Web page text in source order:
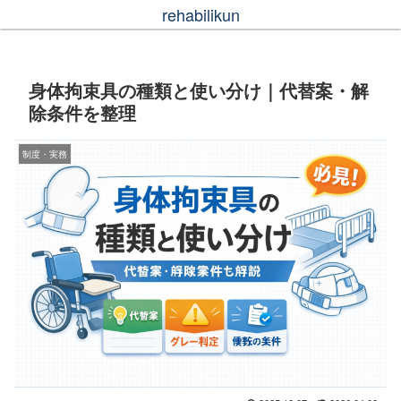
rehabilikun
身体拘束具の種類と使い分け｜代替案・解
除条件を整理
制度・実務